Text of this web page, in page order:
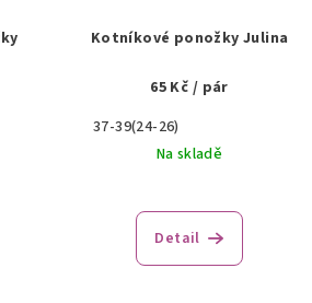
Kotníkové ponožky Julina
65 Kč / pár
37-39(24-26)
Na skladě
Detail